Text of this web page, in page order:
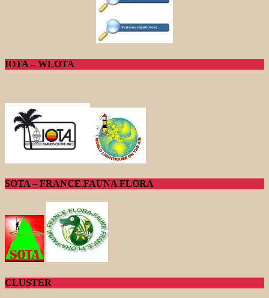
IOTA – WLOTA
SOTA – FRANCE FAUNA FLORA
CLUSTER